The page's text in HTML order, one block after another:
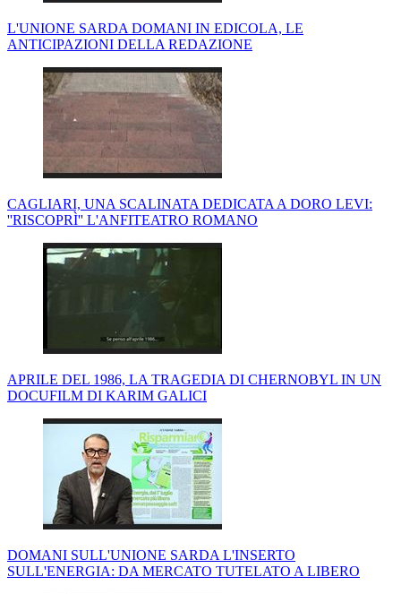
L'UNIONE SARDA DOMANI IN EDICOLA, LE
ANTICIPAZIONI DELLA REDAZIONE
CAGLIARI, UNA SCALINATA DEDICATA A DORO LEVI:
''RISCOPRÌ'' L'ANFITEATRO ROMANO
APRILE DEL 1986, LA TRAGEDIA DI CHERNOBYL IN UN
DOCUFILM DI KARIM GALICI
DOMANI SULL'UNIONE SARDA L'INSERTO
SULL'ENERGIA: DA MERCATO TUTELATO A LIBERO